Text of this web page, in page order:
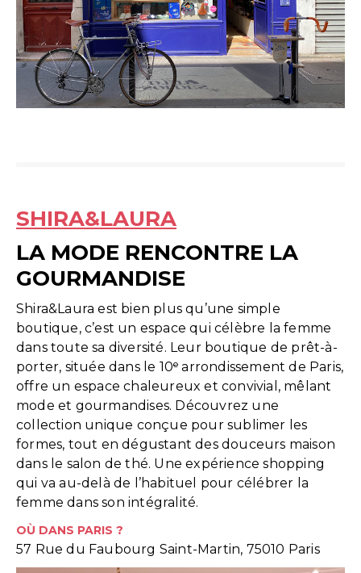
SHIRA&LAURA
LA MODE RENCONTRE LA
GOURMANDISE
Shira&Laura est bien plus qu’une simple
boutique, c’est un espace qui célèbre la femme
dans toute sa diversité. Leur boutique de prêt-à-
porter, située dans le 10ᵉ arrondissement de Paris,
offre un espace chaleureux et convivial, mêlant
mode et gourmandises. Découvrez une
collection unique conçue pour sublimer les
formes, tout en dégustant des douceurs maison
dans le salon de thé. Une expérience shopping
qui va au-delà de l’habituel pour célébrer la
femme dans son intégralité.
OÙ DANS PARIS ?
57 Rue du Faubourg Saint-Martin, 75010 Paris